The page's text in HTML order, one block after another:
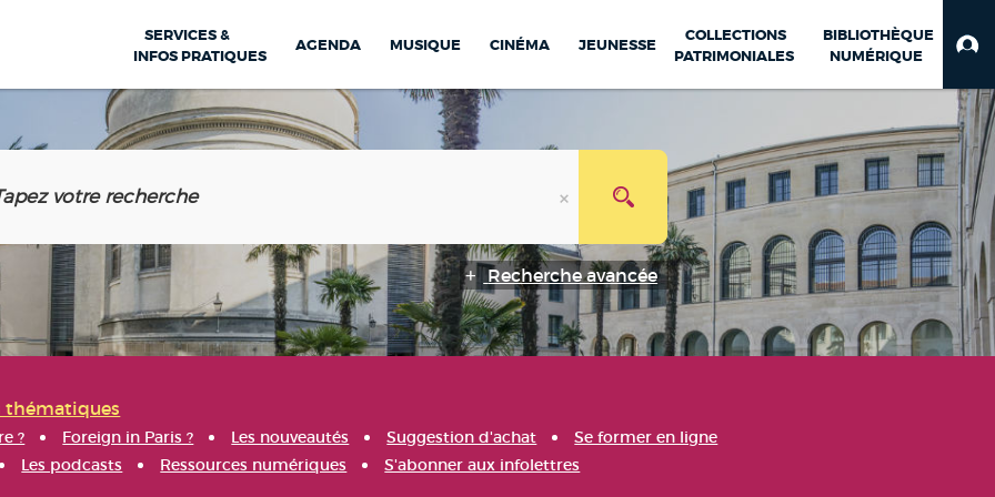
SERVICES &
INFOS PRATIQUES
AGENDA MUSIQUE CINÉMA JEUNESSE
COLLECTIONS
PATRIMONIALES
BIBLIOTHÈQUE
NUMÉRIQUE
Recherche avancée
thématiques
? Foreign in Paris ? Les nouveautés Suggestion d'achat
Se former en ligne
Les podcasts Ressources numériques S'abonner aux infolettres